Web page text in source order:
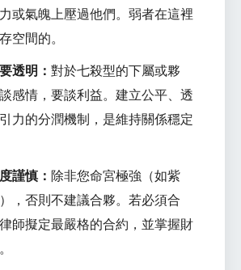
或氣魄上壓過他們。弱者在這裡
空間的。
透明： 對於七殺型的下屬或夥
感情，要談利益。建立公平、透
力的分潤機制，是維持關係穩定
謹慎： 除非您命宮極強（如紫
，否則不建議合夥。若必須合
師擬定最嚴格的合約，並掌握財